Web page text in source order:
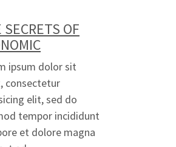
OF
ipsum dolor sit
consectetur
elit, sed do
tempor incididunt
et dolore magna